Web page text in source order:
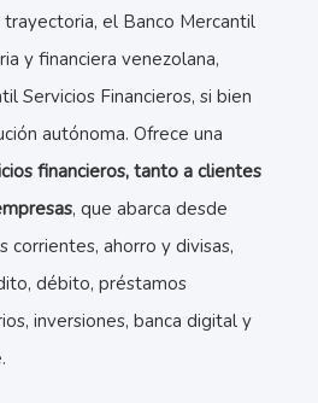
trayectoria, el Banco Mercantil
y financiera venezolana,
Servicios Financieros, si bien
autónoma. Ofrece una
financieros, tanto a clientes
, que abarca desde
corrientes, ahorro y divisas,
débito, préstamos
inversiones, banca digital y